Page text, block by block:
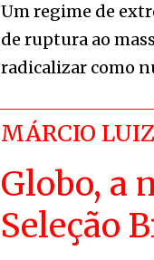
Um regime de
de ruptura ao
radicalizar como
MÁRCIO LUIZ
Globo, a
Seleção